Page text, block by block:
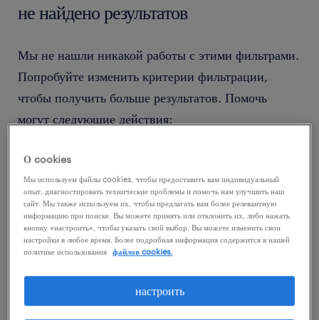
не найдено результатов
Мы не нашли никакой работы с этими фильтрами.
Попробуйте изменить критерии фильтрации,
чтобы получить больше результатов. Помочь
могут следующие действия:
Попробуйте удалить некоторые из
примененных фильтров.
Вы искали работу в определенном месте?
Учтите возможность расширения диапазона
вокруг местонахождения.
Измените название должности или ключевые
слова и проверьте, правильно ли они
О cookies
Мы используем файлы cookies, чтобы предоставить вам индивидуальный
опыт, диагностировать технические проблемы и помочь нам улучшить наш
сайт. Мы также используем их, чтобы предлагать вам более релевантную
информацию при поиске. Вы можете принять или отклонить их, либо нажать
кнопку «настроить», чтобы указать свой выбор. Вы можете изменить свои
настройки в любое время. Более подробная информация содержится в нашей
политике использования
файлов cookies.
настроить